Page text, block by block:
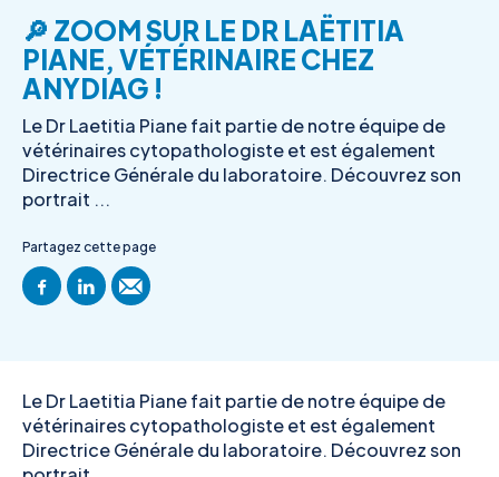
🔎 ZOOM SUR LE DR LAËTITIA
PIANE, VÉTÉRINAIRE CHEZ
ANYDIAG !
Le Dr Laetitia Piane fait partie de notre équipe de
vétérinaires cytopathologiste et est également
Directrice Générale du laboratoire. Découvrez son
portrait ...
Partagez cette page
Le Dr Laetitia Piane fait partie de notre équipe de
vétérinaires cytopathologiste et est également
Directrice Générale du laboratoire. Découvrez son